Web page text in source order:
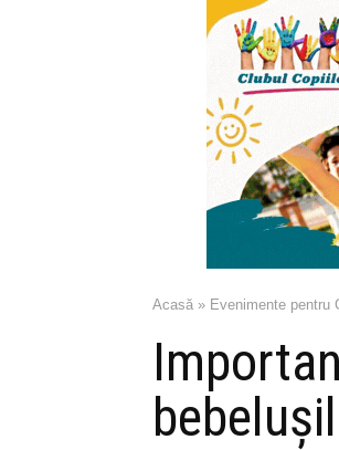
Acasă » Evenimente pentru